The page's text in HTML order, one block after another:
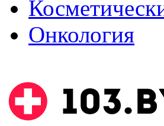
Онкология